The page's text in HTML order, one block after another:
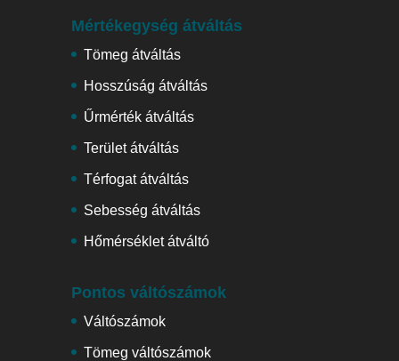
Mértékegység átváltás
Tömeg átváltás
Hosszúság átváltás
Űrmérték átváltás
Terület átváltás
Térfogat átváltás
Sebesség átváltás
Hőmérséklet átváltó
Pontos váltószámok
Váltószámok
Tömeg váltószámok